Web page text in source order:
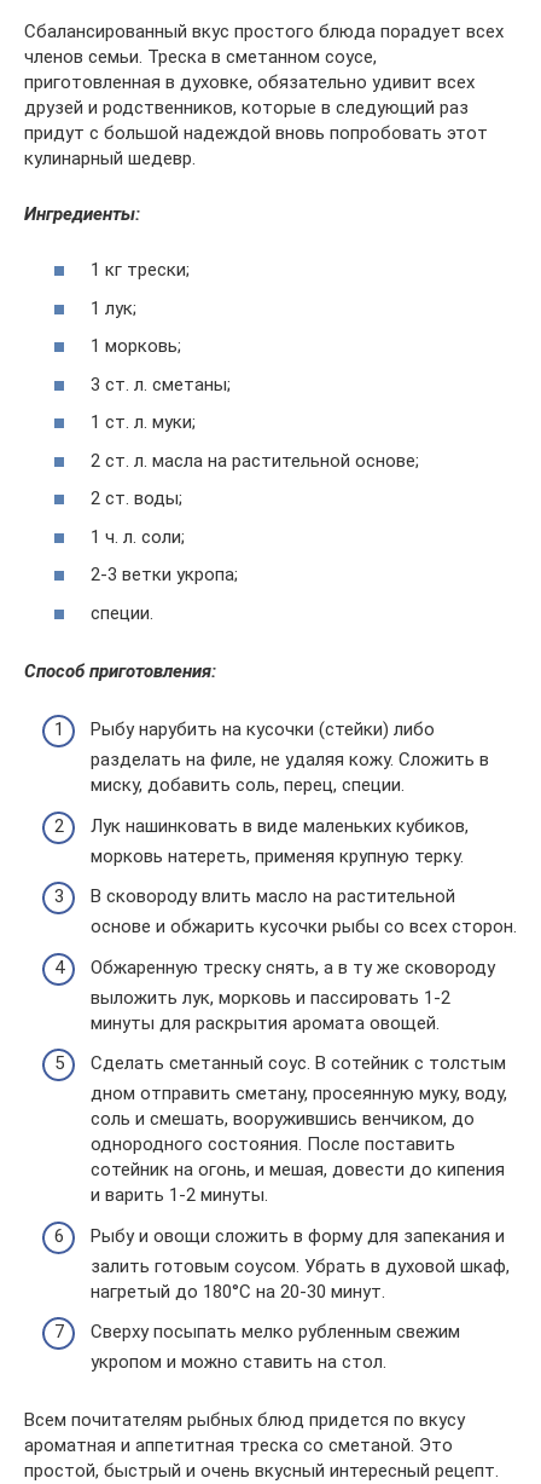
Сбалансированный вкус простого блюда порадует всех
членов семьи. Треска в сметанном соусе,
приготовленная в духовке, обязательно удивит всех
друзей и родственников, которые в следующий раз
придут с большой надеждой вновь попробовать этот
кулинарный шедевр.
Ингредиенты:
1 кг трески;
1 лук;
1 морковь;
3 ст. л. сметаны;
1 ст. л. муки;
2 ст. л. масла на растительной основе;
2 ст. воды;
1 ч. л. соли;
2-3 ветки укропа;
специи.
Способ приготовления:
Рыбу нарубить на кусочки (стейки) либо
разделать на филе, не удаляя кожу. Сложить в
миску, добавить соль, перец, специи.
Лук нашинковать в виде маленьких кубиков,
морковь натереть, применяя крупную терку.
В сковороду влить масло на растительной
основе и обжарить кусочки рыбы со всех сторон.
Обжаренную треску снять, а в ту же сковороду
выложить лук, морковь и пассировать 1-2
минуты для раскрытия аромата овощей.
Сделать сметанный соус. В сотейник с толстым
дном отправить сметану, просеянную муку, воду,
соль и смешать, вооружившись венчиком, до
однородного состояния. После поставить
сотейник на огонь, и мешая, довести до кипения
и варить 1-2 минуты.
Рыбу и овощи сложить в форму для запекания и
залить готовым соусом. Убрать в духовой шкаф,
нагретый до 180°С на 20-30 минут.
Сверху посыпать мелко рубленным свежим
укропом и можно ставить на стол.
Всем почитателям рыбных блюд придется по вкусу
ароматная и аппетитная треска со сметаной. Это
простой, быстрый и очень вкусный интересный рецепт.